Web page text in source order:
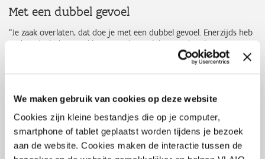
We maken gebruik van cookies op deze website
Cookies zijn kleine bestandjes die op je computer,
smartphone of tablet geplaatst worden tijdens je bezoek
aan de website. Cookies maken de interactie tussen de
Met een dubbel gevoel
“Je zaak overlaten, dat doe je met een dubbel gevoel. Enerzijds heb
je de indruk dat je je klanten in de steek laat en doet het pijn om
iets af te geven dat je al die jaren hebt opgebouwd. Maar
anderzijds, als je het met een gerust hart kunt overlaten, geeft het
open was, hebben we onze klanten uitgenodigd voor een hapje en
een drankje. Dat gaf ons de kans om op een mooie manier
afscheid te nemen en onze klanten voor te stellen aan de nieuwe
eigenaars. Ik ben zo blij dat we dat nog hebben kunnen doen.”
Tijd voor Hans om op zijn lauweren te rusten? Toch niet. Hans: “Het